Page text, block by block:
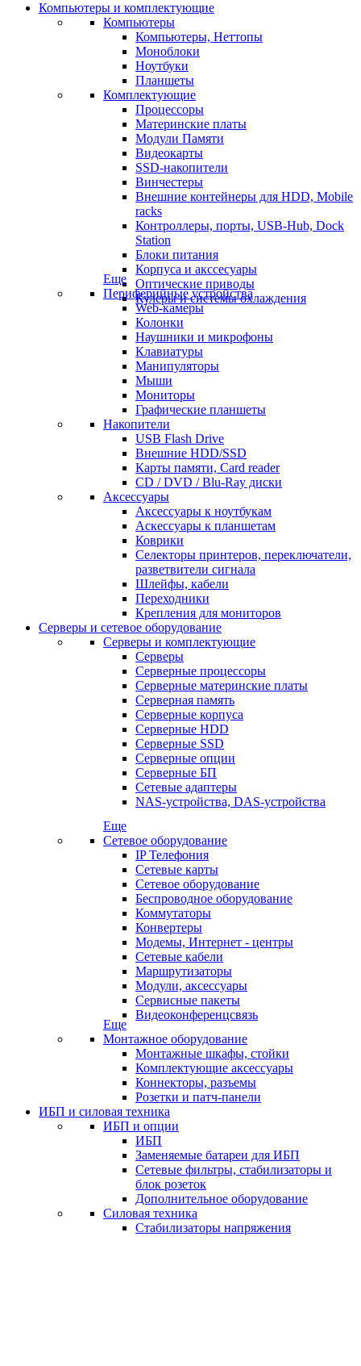
Компьютеры и комплектующие
Компьютеры
Компьютеры, Неттопы
Моноблоки
Ноутбуки
Планшеты
Комплектующие
Процессоры
Материнские платы
Модули Памяти
Видеокарты
SSD-накопители
Винчестеры
Внешние контейнеры для HDD, Mobile
racks
Контроллеры, порты, USB-Hub, Dock
Station
Блоки питания
Корпуса и акссесуары
Оптические приводы
Кулеры и системы охлаждения
Еще
Периферийные устройства
Web-камеры
Колонки
Наушники и микрофоны
Клавиатуры
Манипуляторы
Мыши
Мониторы
Графические планшеты
Накопители
USB Flash Drive
Внешние HDD/SSD
Карты памяти, Card reader
CD / DVD / Blu-Ray диски
Аксессуары
Аксессуары к ноутбукам
Аскессуары к планшетам
Коврики
Селекторы принтеров, переключатели,
разветвители сигнала
Шлейфы, кабели
Переходники
Крепления для мониторов
Серверы и сетевое оборудование
Серверы и комплектующие
Серверы
Серверные процессоры
Серверные материнские платы
Серверная память
Серверные корпуса
Серверные HDD
Серверные SSD
Серверные опции
Серверные БП
Сетевые адаптеры
NAS-устройства, DAS-устройства
Еще
Сетевое оборудование
IP Телефония
Сетевые карты
Сетевое оборудование
Беспроводное оборудование
Коммутаторы
Конвертеры
Модемы, Интернет - центры
Сетевые кабели
Маршрутизаторы
Модули, аксессуары
Сервисные пакеты
Видеоконференцсвязь
Еще
Монтажное оборудование
Монтажные шкафы, стойки
Комплектующие аксессуары
Коннекторы, разъемы
Розетки и патч-панели
ИБП и силовая техника
ИБП и опции
ИБП
Заменяемые батареи для ИБП
Сетевые фильтры, стабилизаторы и
блок розеток
Дополнительное оборудование
Силовая техника
Стабилизаторы напряжения